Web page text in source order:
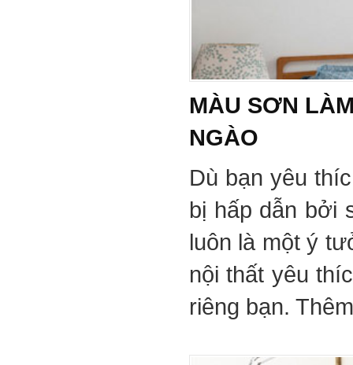
MÀU SƠN
NGÀO
Dù bạn yêu
bị hấp dẫn bởi
luôn là một ý
nội thất yêu
riêng bạn.